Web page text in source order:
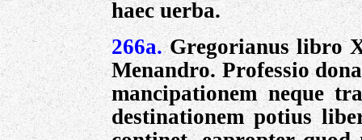
haec uerba.
266a.Gregorianus libro
Menandro. Professio
mancipationem neque
destinationem potius